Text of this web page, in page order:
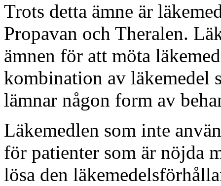
Trots detta ämne är
Propavan och Theralen.
ämnen för att möta
kombination av läkemedel
lämnar någon form av
Läkemedlen som inte
för patienter som är nöjda
lösa den